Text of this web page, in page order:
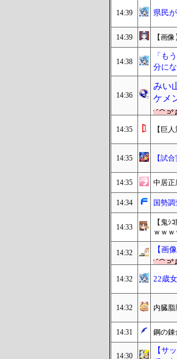
14:39 県民
14:39 【画
14:38
「も
分に
14:36
みい
ケメ
14:35 【巨
14:35 【試
14:35 中居正
14:34 国勢
14:33
【鬼
ｗｗ
14:32 【画
14:32 22歳
14:32 内臓
14:31 鋼の錬
14:30
【サ